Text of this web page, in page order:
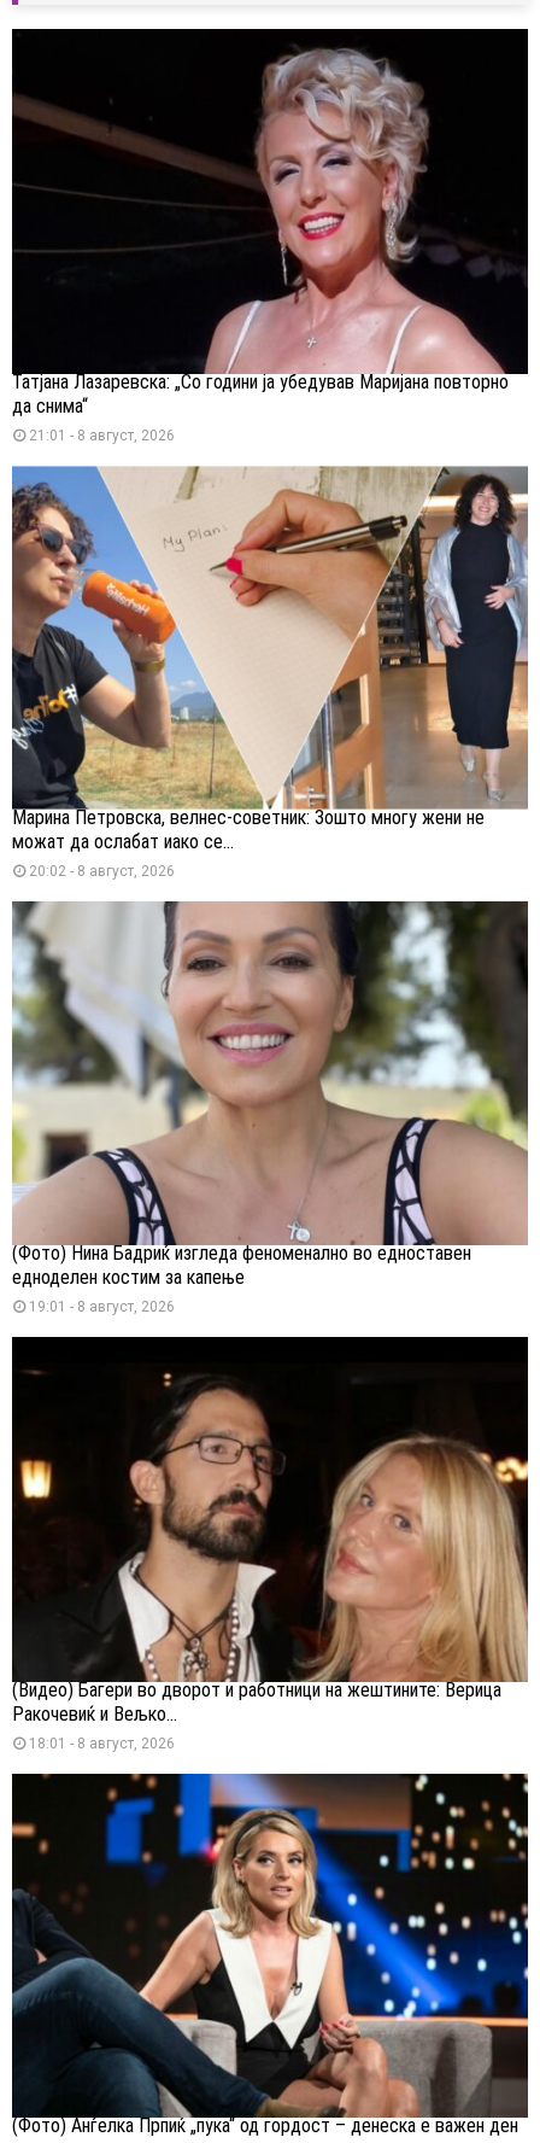
Татјана Лазаревска: „Со години ја убедував Маријана повторно
да снима“
21:01 - 8 август, 2026
Марина Петровска, велнес-советник: Зошто многу жени не
можат да ослабат иако се...
20:02 - 8 август, 2026
(Фото) Нина Бадриќ изгледа феноменално во едноставен
едноделен костим за капење
19:01 - 8 август, 2026
(Видео) Багери во дворот и работници на жештините: Верица
Ракочевиќ и Вељко...
18:01 - 8 август, 2026
(Фото) Анѓелка Прпиќ „пука“ од гордост – денеска е важен ден